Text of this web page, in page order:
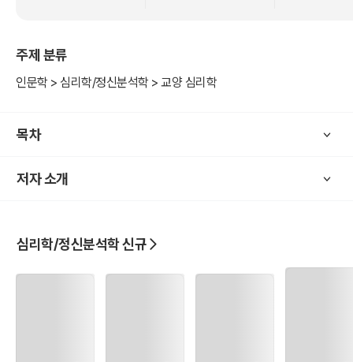
더불어 보다 쉽게 이해할 수 있도록 접근한 점이 이 책의 장점이라 하
겠다.
주제 분류
인문학 > 심리학/정신분석학 > 교양 심리학
목차
저자 소개
심리학/정신분석학 신규